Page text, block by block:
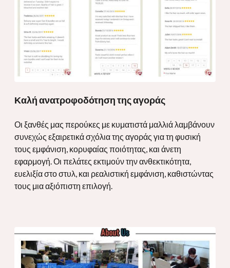
Καλή ανατροφοδότηση της αγοράς
Οι ξανθές μας περούκες με κυματιστά μαλλιά λαμβάνουν
συνεχώς εξαιρετικά σχόλια της αγοράς για τη φυσική
τους εμφάνιση, κορυφαίας ποιότητας, και άνετη
εφαρμογή. Οι πελάτες εκτιμούν την ανθεκτικότητα,
ευελιξία στο στυλ, και ρεαλιστική εμφάνιση, καθιστώντας
τους μια αξιόπιστη επιλογή.